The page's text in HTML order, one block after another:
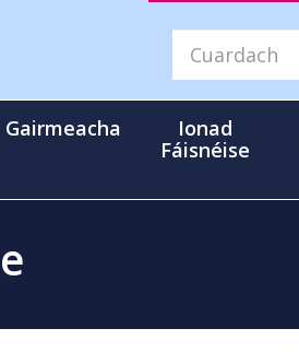
Gairmeacha
Ionad
Fáisnéise